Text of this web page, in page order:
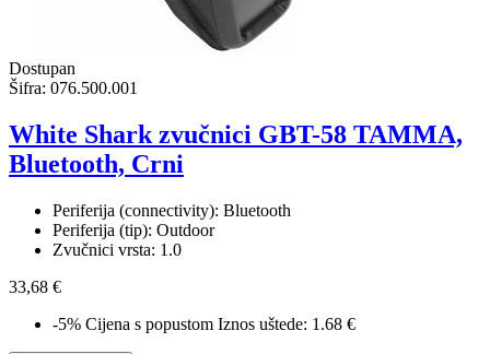
Dostupan
Šifra: 076.500.001
White Shark zvučnici GBT-58 TAMMA,
Bluetooth, Crni
Periferija (connectivity): Bluetooth
Periferija (tip): Outdoor
Zvučnici vrsta: 1.0
33,68 €
-5% Cijena s popustom Iznos uštede: 1.68 €